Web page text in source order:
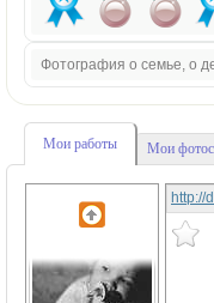
Фотография о семье, о
Мои работы Мои
http://